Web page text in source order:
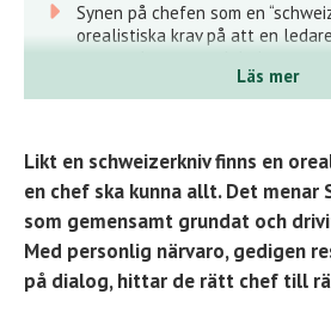
Synen på chefen som en
orealistiska krav på att en
Det riskerar felrekryteringar när
Fokusera på kontext,
för att skapa starkare och mer
Läs mer
Likt en schweizerkniv finns en
en chef ska kunna allt.Det menar
som gemensamt grundat och
Med personlig närvaro, gedigen
på dialog, hittar de rätt chef till